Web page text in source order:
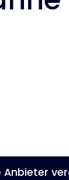
Anbieter